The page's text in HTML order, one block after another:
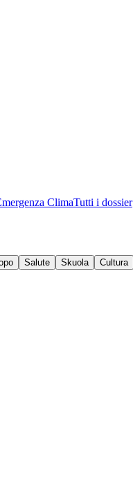
ClimaTutti i dossier
Salute Skuola Cultura